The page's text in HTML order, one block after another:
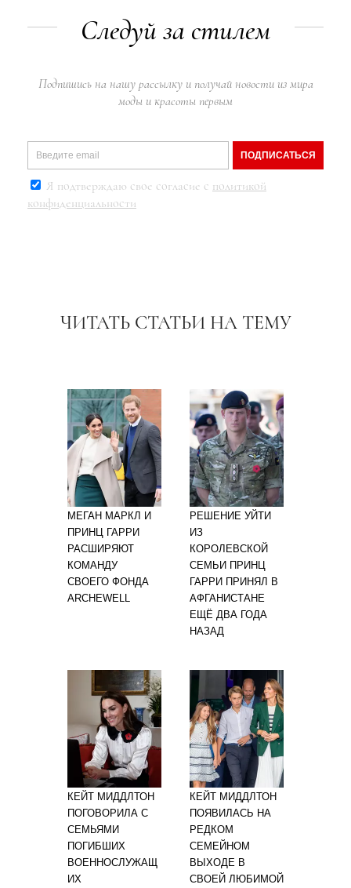
Следуй за стилем
Подпишись на нашу рассылку и получай новости из мира
моды и красоты первым
ПОДПИСАТЬСЯ
Я подтверждаю свое согласие с политикой
конфиденциальности
ЧИТАТЬ СТАТЬИ НА ТЕМУ
МЕГАН МАРКЛ И
ПРИНЦ ГАРРИ
РАСШИРЯЮТ
КОМАНДУ
СВОЕГО ФОНДА
ARCHEWELL
РЕШЕНИЕ УЙТИ
ИЗ
КОРОЛЕВСКОЙ
СЕМЬИ ПРИНЦ
ГАРРИ ПРИНЯЛ В
АФГАНИСТАНЕ
ЕЩЁ ДВА ГОДА
НАЗАД
КЕЙТ МИДДЛТОН
ПОГОВОРИЛА С
СЕМЬЯМИ
ПОГИБШИХ
ВОЕННОСЛУЖАЩ
ИХ
КЕЙТ МИДДЛТОН
ПОЯВИЛАСЬ НА
РЕДКОМ
СЕМЕЙНОМ
ВЫХОДЕ В
СВОЕЙ ЛЮБИМОЙ